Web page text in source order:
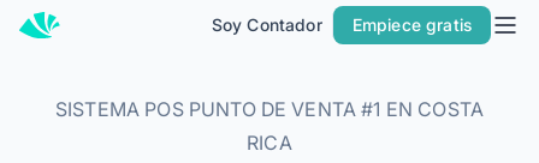
Soy Contador Empiece gratis
Inicio
SISTEMA POS PUNTO DE VENTA #1 EN COSTA
RICA